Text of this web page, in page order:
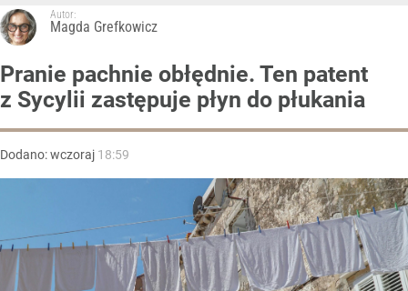
Autor:
Magda Grefkowicz
Pranie pachnie obłędnie. Ten patent
z Sycylii zastępuje płyn do płukania
Dodano:wczoraj 18:59